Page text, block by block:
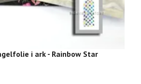
i ark - Rainbow Star